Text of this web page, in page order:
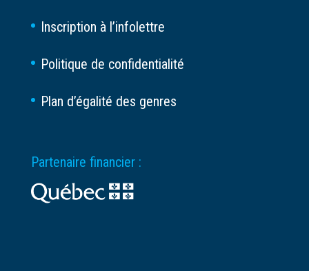
Inscription à l’infolettre
Politique de confidentialité
Plan d’égalité des genres
Partenaire financier :